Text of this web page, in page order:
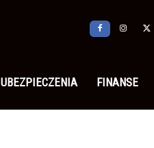
UBEZPIECZENIA FINANSE